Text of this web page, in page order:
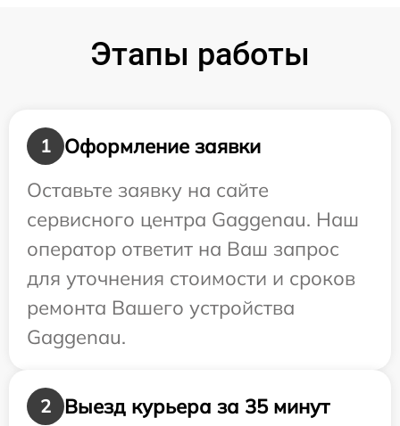
Этапы работы
1
Оформление заявки
Оставьте заявку на сайте
сервисного центра Gaggenau. Наш
оператор ответит на Ваш запрос
для уточнения стоимости и сроков
ремонта Вашего устройства
Gaggenau.
2
Выезд курьера за 35 минут